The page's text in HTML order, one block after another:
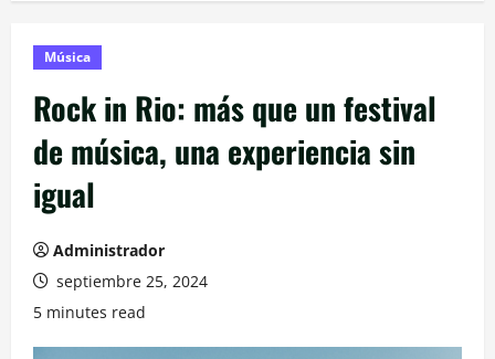
Música
Rock in Rio: más que un festival
de música, una experiencia sin
igual
Administrador
septiembre 25, 2024
5 minutes read